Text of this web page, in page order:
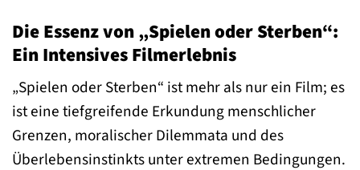
Die Essenz von „Spielen oder Sterben“:
Ein Intensives Filmerlebnis
„Spielen oder Sterben“ ist mehr als nur ein Film; es
ist eine tiefgreifende Erkundung menschlicher
Grenzen, moralischer Dilemmata und des
Überlebensinstinkts unter extremen Bedingungen.